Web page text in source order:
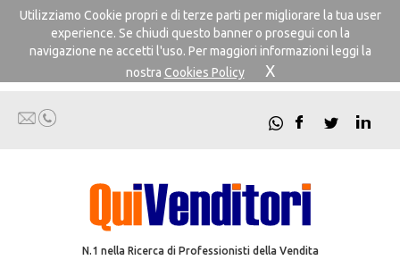
Utilizziamo Cookie propri e di terze parti per migliorare la tua user
experience. Se chiudi questo banner o prosegui con la
navigazione ne accetti l'uso. Per maggiori informazioni leggi la
nostra Cookies Policy X
N.1 nella Ricerca di Professionisti della Vendita